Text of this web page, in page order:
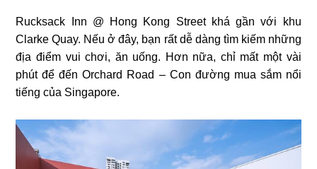
Rucksack Inn @ Hong Kong Street khá gần với khu
Clarke Quay. Nếu ở đây, bạn rất dễ dàng tìm kiếm những
địa điểm vui chơi, ăn uống. Hơn nữa, chỉ mất một vài
phút để đến Orchard Road – Con đường mua sắm nổi
tiếng của Singapore.